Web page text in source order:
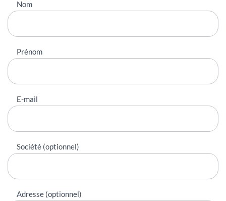
Nous
contacter
Nom
Prénom
E-mail
Société (optionnel)
Adresse (optionnel)